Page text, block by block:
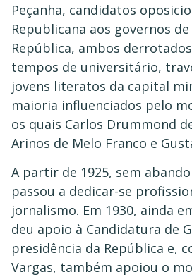
Peçanha, candidatos
Republicana aos governos
República, ambos
tempos de universitário,
jovens literatos da capital
maioria influenciados pelo
os quais Carlos Drummond
Arinos de Melo Franco e
A partir de 1925, sem
passou a dedicar-se
jornalismo. Em 1930, ainda
deu apoio à Candidatura de
presidência da República e,
Vargas, também apoiou o